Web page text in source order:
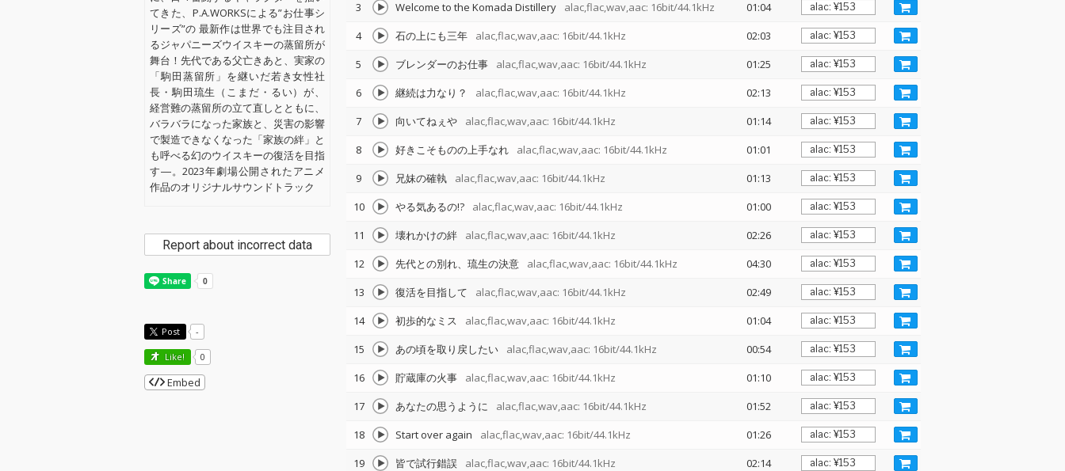
3
Welcome to the Komada Distillery alac,flac,wav,aac: 16bit/44.1kHz
01:04
4
石の上にも三年 alac,flac,wav,aac: 16bit/44.1kHz
02:03
5
ブレンダーのお仕事 alac,flac,wav,aac: 16bit/44.1kHz
01:25
6
継続は力なり？ alac,flac,wav,aac: 16bit/44.1kHz
02:13
7
向いてねぇや alac,flac,wav,aac: 16bit/44.1kHz
01:14
8
好きこそものの上手なれ alac,flac,wav,aac: 16bit/44.1kHz
01:01
9
兄妹の確執 alac,flac,wav,aac: 16bit/44.1kHz
01:13
10
やる気あるの!? alac,flac,wav,aac: 16bit/44.1kHz
01:00
11
壊れかけの絆 alac,flac,wav,aac: 16bit/44.1kHz
02:26
12
先代との別れ、琉生の決意 alac,flac,wav,aac: 16bit/44.1kHz
04:30
13
復活を目指して alac,flac,wav,aac: 16bit/44.1kHz
02:49
14
初歩的なミス alac,flac,wav,aac: 16bit/44.1kHz
01:04
15
あの頃を取り戻したい alac,flac,wav,aac: 16bit/44.1kHz
00:54
16
貯蔵庫の火事 alac,flac,wav,aac: 16bit/44.1kHz
01:10
17
あなたの思うように alac,flac,wav,aac: 16bit/44.1kHz
01:52
18
Start over again alac,flac,wav,aac: 16bit/44.1kHz
01:26
19
皆で試行錯誤 alac,flac,wav,aac: 16bit/44.1kHz
02:14
てきた、P.A.WORKSによる”お仕事シ
リーズ”の 最新作は世界でも注目され
るジャパニーズウイスキーの蒸留所が
舞台！先代である父亡きあと、実家の
「駒田蒸留所」を継いだ若き女性社
長・駒田琉生（こまだ・るい）が、
経営難の蒸留所の立て直しとともに、
バラバラになった家族と、災害の影響
で製造できなくなった「家族の絆」と
も呼べる幻のウイスキーの復活を目指
す―。2023年劇場公開されたアニメ
作品のオリジナルサウンドトラック
Report about incorrect data
Post -
Like! 0
Embed